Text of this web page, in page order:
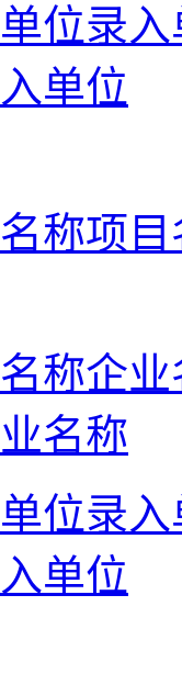
位录
单位
称项
称企
名称
位录
单位